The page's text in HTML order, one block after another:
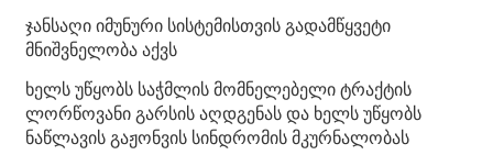
ჯანსაღი იმუნური სისტემისთვის გადამწყვეტი
მნიშვნელობა აქვს
ხელს უწყობს საჭმლის მომნელებელი ტრაქტის
ლორწოვანი გარსის აღდგენას და ხელს უწყობს
ნაწლავის გაჟონვის სინდრომის მკურნალობას